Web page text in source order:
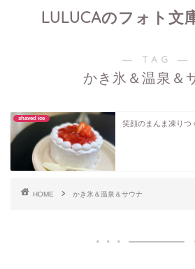
LULUCAのフォト文
― TAG ―
かき氷＆温泉＆
shaved ice
笑顔のまんま凍りつ
HOME かき氷＆温泉＆サウナ